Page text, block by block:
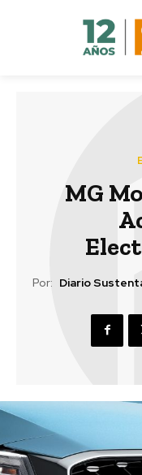
MG
Por: Diario